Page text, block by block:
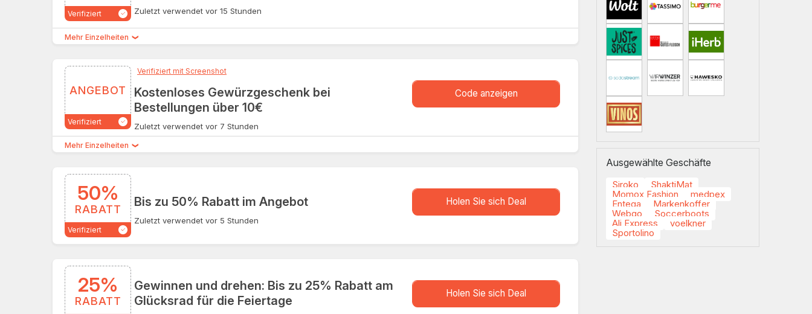
Verifiziert Zuletzt verwendet vor 15 Stunden
Mehr Einzelheiten
ANGEBOT
Verifiziert
Verifiziert mit Screenshot
Kostenloses Gewürzgeschenk bei
Bestellungen über 10€
Zuletzt verwendet vor 7 Stunden
Code anzeigenXXXXM22
Mehr Einzelheiten
50%
RABATT
Verifiziert
Bis zu 50% Rabatt im Angebot
Zuletzt verwendet vor 5 Stunden
Holen Sie sich Dealstore.Deal
25%
RABATT
Gewinnen und drehen: Bis zu 25% Rabatt am
Glücksrad für die Feiertage
Holen Sie sich Dealstore.Deal
Ausgewählte Geschäfte
Siroko
ShaktiMat
Momox Fashion
medpex
Entega
Markenkoffer
Webgo
Soccerboots
Ali Express
voelkner
Sportolino